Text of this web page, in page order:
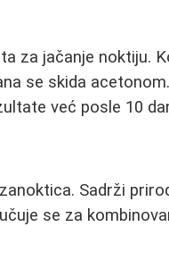
za jačanje noktiju.
se skida
već posle 10
Sadrži
se za